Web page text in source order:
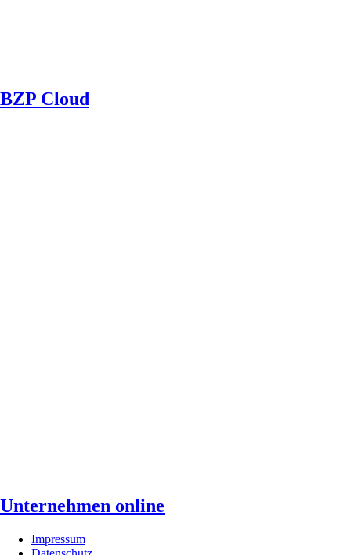
BZP Cloud
Unternehmen online
Impressum